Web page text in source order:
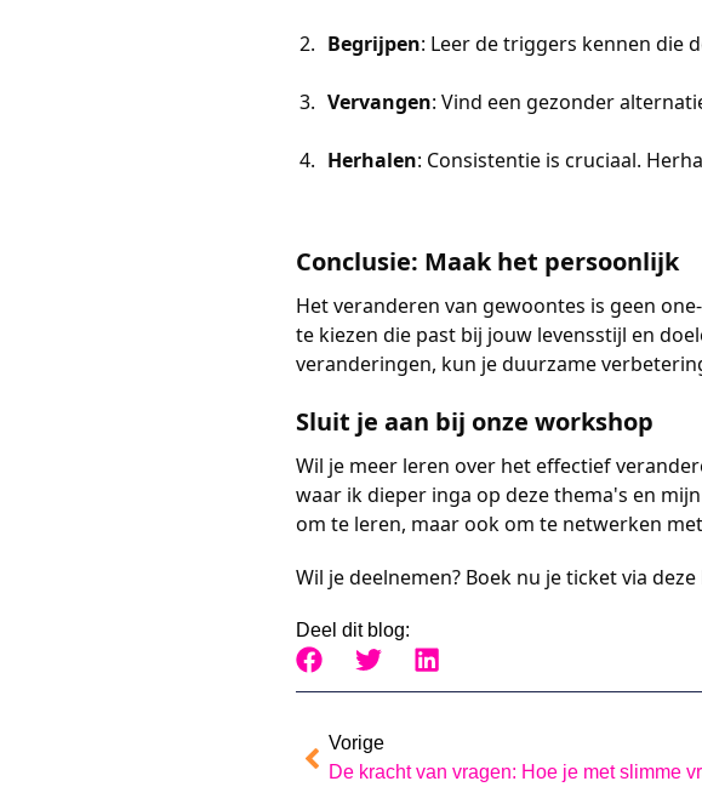
Begrijpen: Leer de triggers kennen die
Vervangen: Vind een gezonder
Herhalen: Consistentie is cruciaal.
Conclusie: Maak het persoonlijk
Het veranderen van gewoontes is geen
te kiezen die past bij jouw levensstijl en
veranderingen, kun je duurzame
Sluit je aan bij onze workshop
Wil je meer leren over het effectief
waar ik dieper inga op deze thema's en
om te leren, maar ook om te netwerken
Wil je deelnemen? Boek nu je ticket via
Deel dit blog:
Vorige